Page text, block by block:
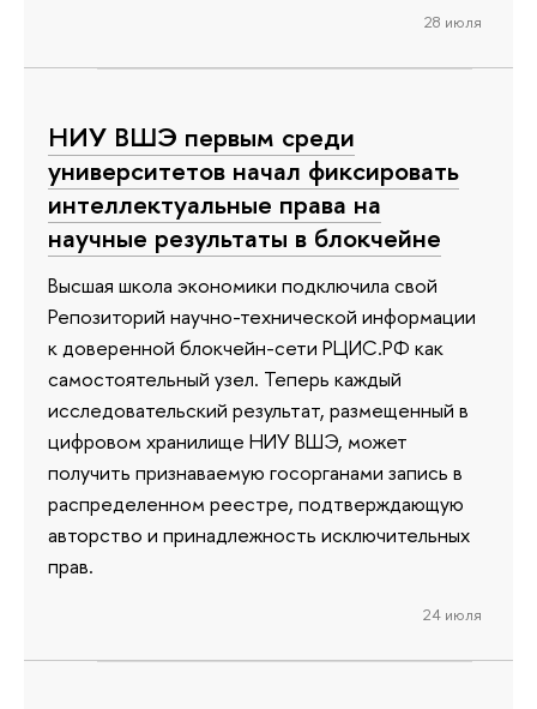
28 июля
НИУ ВШЭ первым среди
университетов начал фиксировать
интеллектуальные права на
научные результаты в блокчейне
Высшая школа экономики подключила свой
Репозиторий научно-технической информации
к доверенной блокчейн-сети РЦИС.РФ как
самостоятельный узел. Теперь каждый
исследовательский результат, размещенный в
цифровом хранилище НИУ ВШЭ, может
получить признаваемую госорганами запись в
распределенном реестре, подтверждающую
авторство и принадлежность исключительных
прав.
24 июля